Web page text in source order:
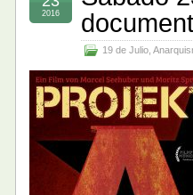
19 de Julio
2016